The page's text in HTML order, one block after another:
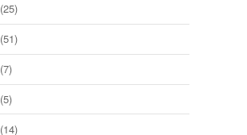
(25)
(51)
(7)
(5)
(14)